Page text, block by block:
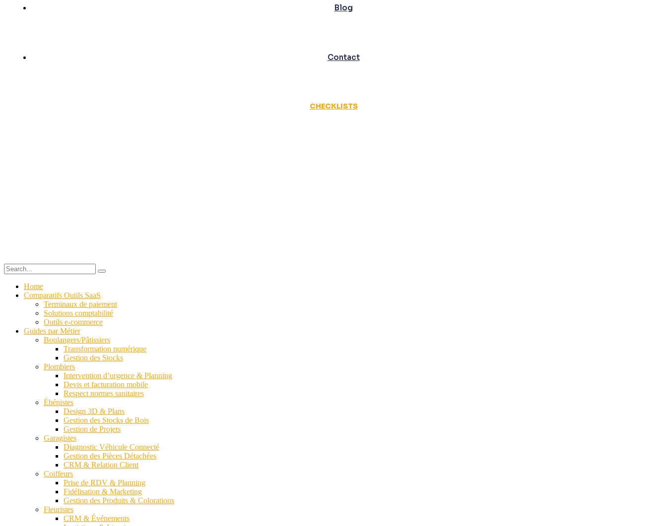
Blog
Contact
CHECKLISTS
Home
Comparatifs Outils SaaS
Terminaux de paiement
Solutions comptabilité
Outils e-commerce
Guides par Métier
Boulangers/Pâtissiers
Transformation numérique
Gestion des Stocks
Plombiers
Intervention d’urgence & Planning
Devis et facturation mobile
Respect normes sanitaires
Ébénistes
Design 3D & Plans
Gestion des Stocks de Bois
Gestion de Projets
Garagistes
Diagnostic Véhicule Connecté
Gestion des Pièces Détachées
CRM & Relation Client
Coiffeurs
Prise de RDV & Planning
Fidélisation & Marketing
Gestion des Produits & Colorations
Fleuristes
CRM & Événements